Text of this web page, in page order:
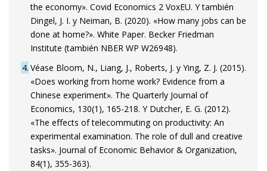
the economy». Covid Economics 2 VoxEU. Y también
Dingel, J. I. y Neiman, B. (2020). «How many jobs can be
done at home?». White Paper. Becker Friedman
Institute (también NBER WP W26948).
4 Véase Bloom, N., Liang, J., Roberts, J. y Ying, Z. J. (2015).
«Does working from home work? Evidence from a
Chinese experiment». The Quarterly Journal of
Economics, 130(1), 165-218. Y Dutcher, E. G. (2012).
«The effects of telecommuting on productivity: An
experimental examination. The role of dull and creative
tasks». Journal of Economic Behavior & Organization,
84(1), 355-363).